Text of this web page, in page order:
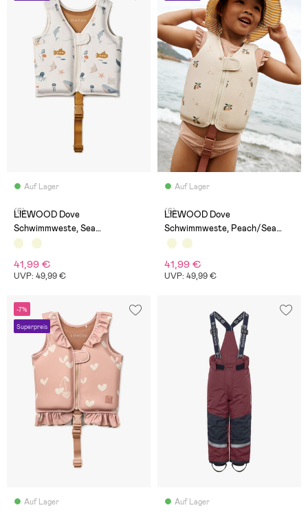
Auf Lager
(6)
LIEWOOD Dove
Schwimmweste, Sea
Creature/Sandy
41,99 €
UVP: 49,99 €
Auf Lager
(6)
LIEWOOD Dove
Schwimmweste, Peach/Sea
Shell
41,99 €
UVP: 49,99 €
-7%
Superpreis
Auf Lager Auf Lager